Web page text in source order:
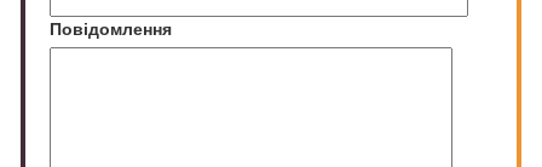
Повідомлення